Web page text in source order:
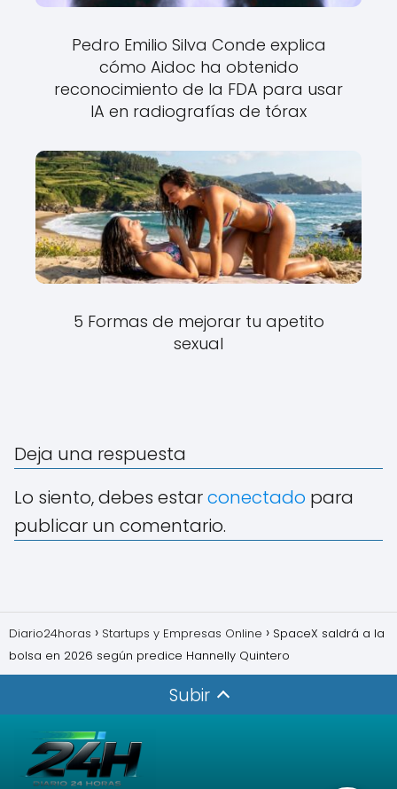
Pedro Emilio Silva Conde explica
cómo Aidoc ha obtenido
reconocimiento de la FDA para usar
IA en radiografías de tórax
5 Formas de mejorar tu apetito
sexual
Deja una respuesta
Lo siento, debes estarconectado para
publicar un comentario.
Diario24horas Startups y Empresas Online
SpaceX saldrá a la
bolsa en 2026 según predice Hannelly Quintero
Subir